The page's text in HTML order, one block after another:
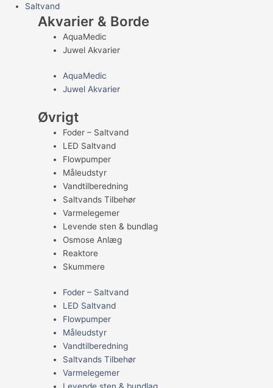
Saltvand
Akvarier & Borde
AquaMedic
Juwel Akvarier
AquaMedic
Juwel Akvarier
Øvrigt
Foder – Saltvand
LED Saltvand
Flowpumper
Måleudstyr
Vandtilberedning
Saltvands Tilbehør
Varmelegemer
Levende sten & bundlag
Osmose Anlæg
Reaktore
Skummere
Foder – Saltvand
LED Saltvand
Flowpumper
Måleudstyr
Vandtilberedning
Saltvands Tilbehør
Varmelegemer